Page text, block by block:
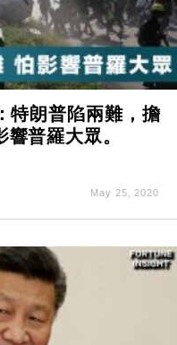
特朗普陷兩難，擔
普羅大眾。
May 25, 2020